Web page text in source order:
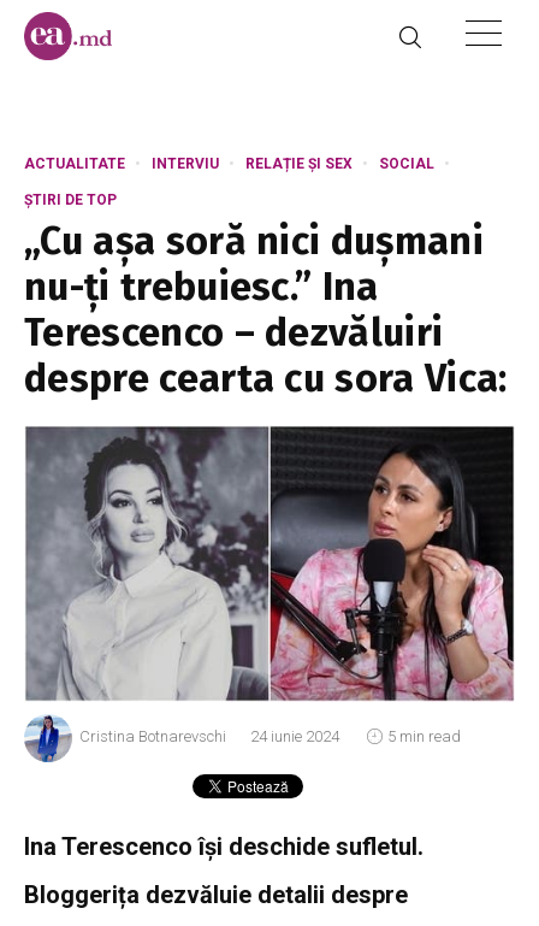
ACTUALITATE INTERVIU RELAȚIE ȘI SEX SOCIAL
ȘTIRI DE TOP
„Cu așa soră nici dușmani
nu-ți trebuiesc.” Ina
Terescenco – dezvăluiri
despre cearta cu sora Vica:
Cristina Botnarevschi 24 iunie 2024 5 min read
Ina Terescenco își deschide sufletul.
Bloggerița dezvăluie detalii despre